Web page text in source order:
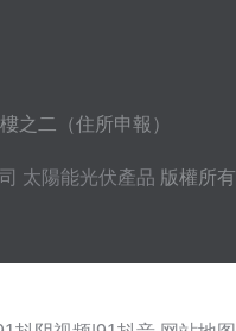
之二（住所申報）
太陽能光伏產品 版權所有